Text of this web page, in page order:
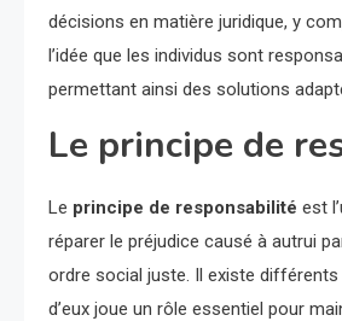
décisions en matière juridique, y
l’idée que les individus sont
permettant ainsi des solutions
Le principe de
Le principe de responsabilité est
réparer le préjudice causé à autrui
ordre social juste. Il existe
d’eux joue un rôle essentiel pour